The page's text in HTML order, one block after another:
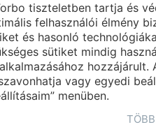
ről
tiszteletben tartja és
felhasználói élmény
és hasonló
sütiket mindig
hozzájárult.
vagy egyedi
menüben.
TÖBB